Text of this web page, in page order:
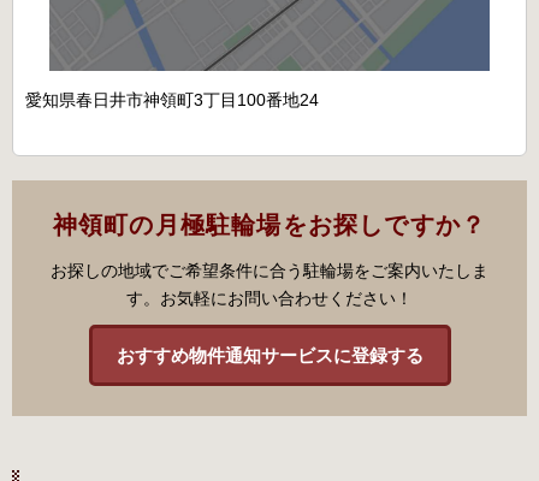
愛知県春日井市神領町3丁目100番地24
神領町の月極駐輪場をお探しですか？
お探しの地域でご希望条件に合う駐輪場をご案内いたしま
す。お気軽にお問い合わせください！
おすすめ物件通知サービスに登録する